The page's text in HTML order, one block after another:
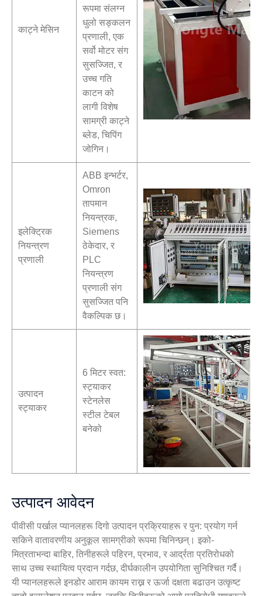
काट्ने मेसिन
रूपमा संलग्न
धुलो सङ्कलन
प्रणाली, एक
सर्वो मोटर संग
सुसज्जित, र
उच्च गति
काटन को
लागी विशेष
सामग्री काट्ने
ब्लेड, चिपिंग
जोगिन।
इलेक्ट्रिक
नियन्त्रण
प्रणाली
ABB इन्भर्टर,
Omron
तापमान
नियन्त्रक,
Siemens
ठेकेदार, र
PLC
नियन्त्रण
प्रणाली संग
सुसज्जित पनि
वैकल्पिक छ।
उत्पादन
स्ट्याकर
6 मिटर स्वत:
स्ट्याकर
स्टेनलेस
स्टील टेबल
बनेको
उत्पादन आवेदन
पीवीसी पर्खाल प्यानलहरू दिगो उत्पादन प्रक्रियाहरू र पुन: प्रयोग गर्न
सकिने वातावरणीय अनुकूल सामग्रीको रूपमा चिनिन्छन्। इको-
मित्रताभन्दा बाहिर, तिनीहरूले पहिरन, प्रभाव, र आर्द्रता प्रतिरोधको
साथ उच्च स्थायित्व प्रदान गर्दछ, दीर्घकालीन उपयोगिता सुनिश्चित गर्दै।
यी प्यानलहरूले इनडोर आराम कायम राख्न र ऊर्जा दक्षता बढाउन उत्कृष्ट